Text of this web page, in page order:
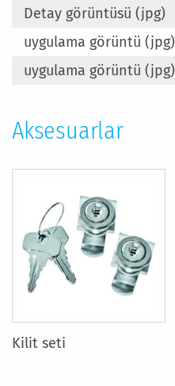
Detay görüntüsü (jpg)
uygulama görüntü (jpg)
uygulama görüntü (jpg)
Aksesuarlar
Kilit seti